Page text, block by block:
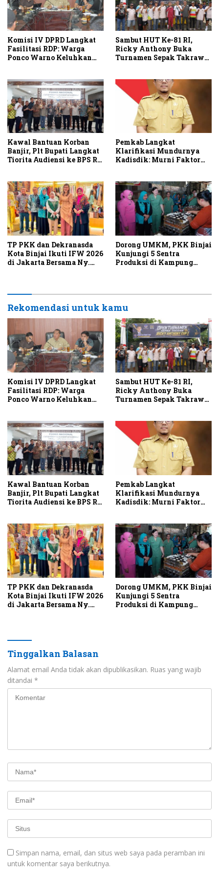
Komisi IV DPRD Langkat
Fasilitasi RDP: Warga
Ponco Warno Keluhkan
Sambut HUT Ke-81 RI,
Ricky Anthony Buka
Turnamen Sepak Takraw
Kawal Bantuan Korban
Banjir, Plt Bupati Langkat
Tiorita Audiensi ke BPS RI
Pemkab Langkat
Klarifikasi Mundurnya
Kadisdik: Murni Faktor
TP PKK dan Dekranasda
Kota Binjai Ikuti IFW 2026
di Jakarta Bersama Ny.
Dorong UMKM, PKK Binjai
Kunjungi 5 Sentra
Produksi di Kampung
Rekomendasi untuk kamu
Komisi IV DPRD Langkat
Fasilitasi RDP: Warga
Ponco Warno Keluhkan
Sambut HUT Ke-81 RI,
Ricky Anthony Buka
Turnamen Sepak Takraw
Kawal Bantuan Korban
Banjir, Plt Bupati Langkat
Tiorita Audiensi ke BPS RI
Pemkab Langkat
Klarifikasi Mundurnya
Kadisdik: Murni Faktor
TP PKK dan Dekranasda
Kota Binjai Ikuti IFW 2026
di Jakarta Bersama Ny.
Dorong UMKM, PKK Binjai
Kunjungi 5 Sentra
Produksi di Kampung
Tinggalkan Balasan
Alamat email Anda tidak akan dipublikasikan. Ruas yang wajib
ditandai *
Simpan nama, email, dan situs web saya pada peramban ini
untuk komentar saya berikutnya.